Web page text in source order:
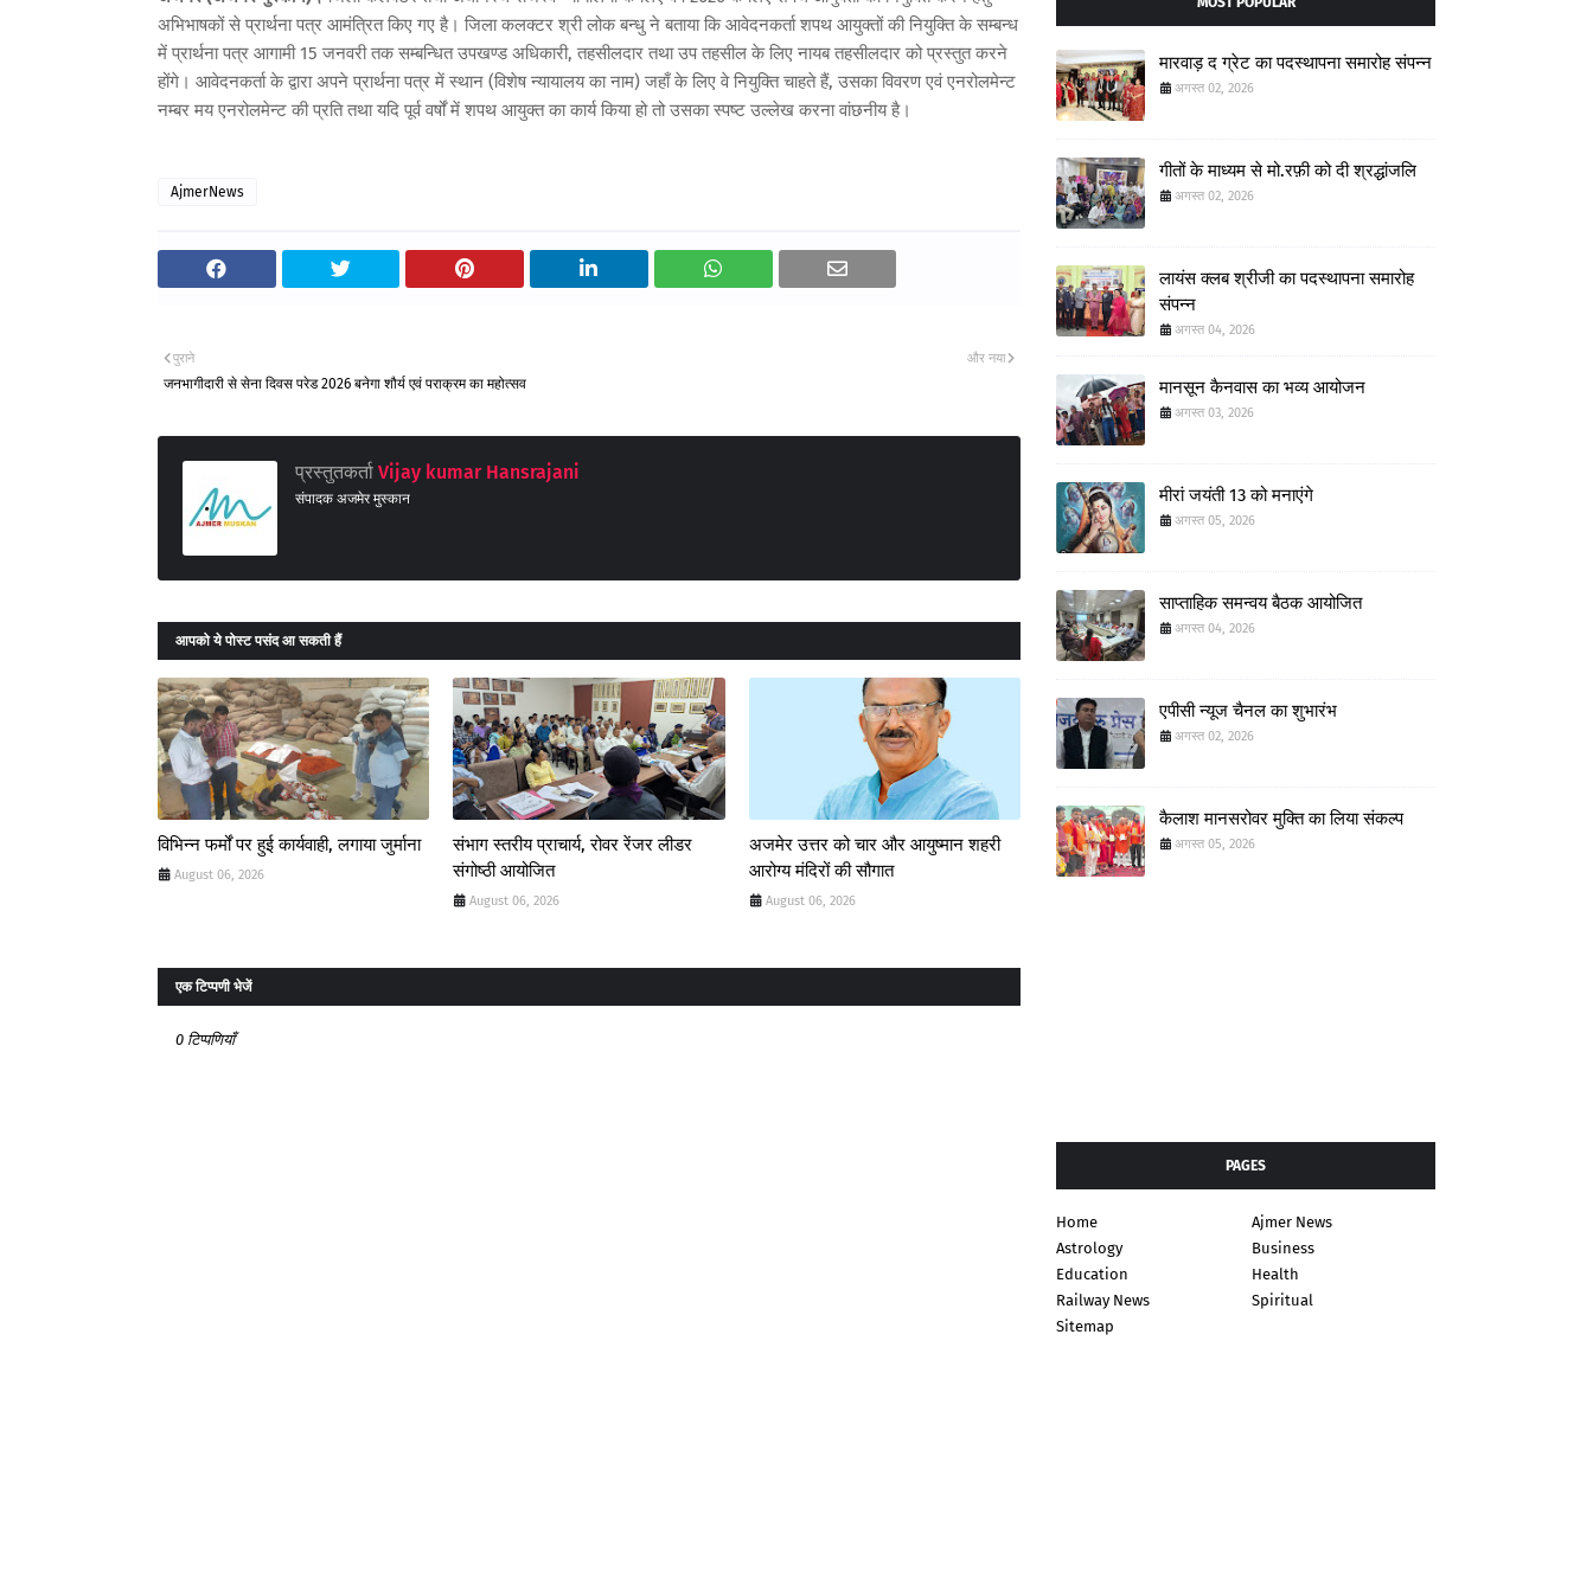
अभिभाषकों से प्रार्थना पत्र आमंत्रित किए गए है। जिला कलक्टर श्री लोक बन्धु ने बताया कि आवेदनकर्ता शपथ आयुक्तों की नियुक्ति के सम्बन्ध
में प्रार्थना पत्र आगामी 15 जनवरी तक सम्बन्धित उपखण्ड अधिकारी, तहसीलदार तथा उप तहसील के लिए नायब तहसीलदार को प्रस्तुत करने
होंगे। आवेदनकर्ता के द्वारा अपने प्रार्थना पत्र में स्थान (विशेष न्यायालय का नाम) जहाँ के लिए वे नियुक्ति चाहते हैं, उसका विवरण एवं एनरोलमेन्ट
नम्बर मय एनरोलमेन्ट की प्रति तथा यदि पूर्व वर्षों में शपथ आयुक्त का कार्य किया हो तो उसका स्पष्ट उल्लेख करना वांछनीय है।
AjmerNews
और नया
पुराने
जनभागीदारी से सेना दिवस परेड 2026 बनेगा शौर्य एवं पराक्रम का महोत्सव
प्रस्तुतकर्ता Vijay kumar Hansrajani
संपादक अजमेर मुस्कान
आपको ये पोस्ट पसंद आ सकती हैं
विभिन्न फर्मों पर हुई कार्यवाही, लगाया जुर्माना
August 06, 2026
संभाग स्तरीय प्राचार्य, रोवर रेंजर लीडर
संगोष्ठी आयोजित
August 06, 2026
अजमेर उत्तर को चार और आयुष्मान शहरी
आरोग्य मंदिरों की सौगात
August 06, 2026
एक टिप्पणी भेजें
0 टिप्पणियाँ
मारवाड़ द ग्रेट का पदस्थापना समारोह संपन्न
अगस्त 02, 2026
गीतों के माध्यम से मो.रफ़ी को दी श्रद्धांजलि
अगस्त 02, 2026
लायंस क्लब श्रीजी का पदस्थापना समारोह
संपन्न
अगस्त 04, 2026
मानसून कैनवास का भव्य आयोजन
अगस्त 03, 2026
मीरां जयंती 13 को मनाएंगे
अगस्त 05, 2026
साप्ताहिक समन्वय बैठक आयोजित
अगस्त 04, 2026
एपीसी न्यूज चैनल का शुभारंभ
अगस्त 02, 2026
कैलाश मानसरोवर मुक्ति का लिया संकल्प
अगस्त 05, 2026
PAGES
Home
Ajmer News
Astrology
Business
Education
Health
Railway News
Spiritual
Sitemap